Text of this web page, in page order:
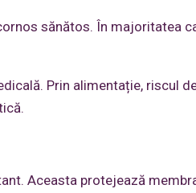
sănătos. În majoritatea
Prin alimentație, riscul
Aceasta protejează